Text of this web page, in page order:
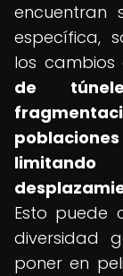
encuentran
específica,
los cambios
de
Esto puede
diversidad
poner en